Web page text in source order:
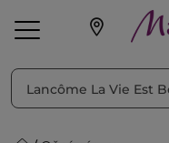
Triediť podľa